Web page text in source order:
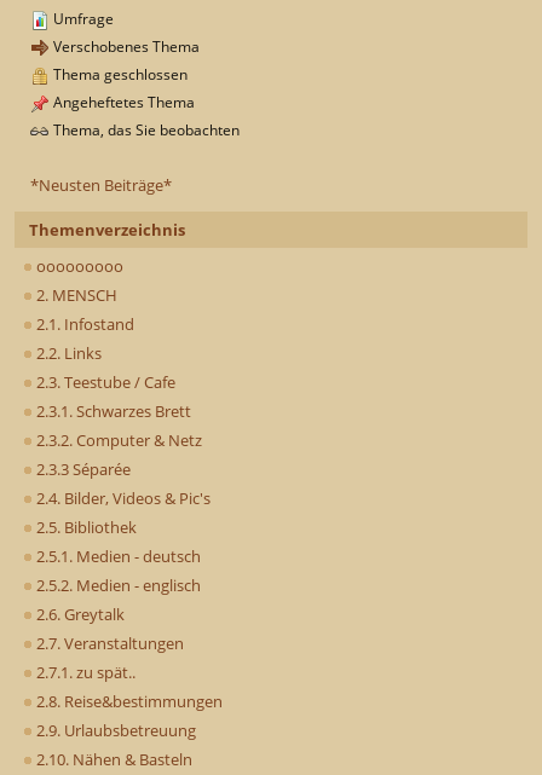
*Neusten Beiträge*
Themenverzeichnis
ooooooooo
2. MENSCH
2.1. Infostand
2.2. Links
2.3. Teestube / Cafe
2.3.1. Schwarzes Brett
2.3.2. Computer & Netz
2.3.3 Séparée
2.4. Bilder, Videos & Pic's
2.5. Bibliothek
2.5.1. Medien - deutsch
2.5.2. Medien - englisch
2.6. Greytalk
2.7. Veranstaltungen
2.7.1. zu spät..
2.8. Reise&bestimmungen
2.9. Urlaubsbetreuung
2.10. Nähen & Basteln
Umfrage
Verschobenes Thema
Thema geschlossen
Angeheftetes Thema
Thema, das Sie beobachten